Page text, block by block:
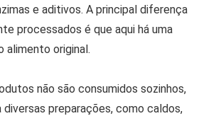
e aditivos. A principal diferença
processados é que aqui há uma
alimento original.
não são consumidos sozinhos,
diversas preparações, como caldos,